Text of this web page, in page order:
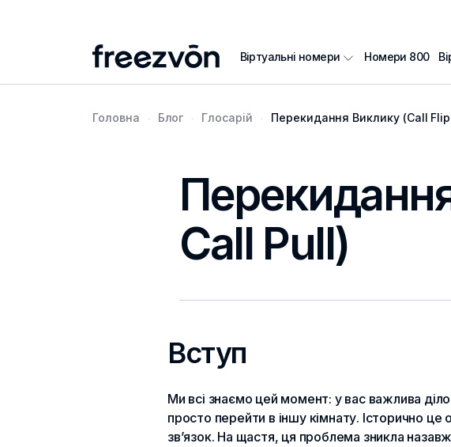
Віртуальні номери Номери 800
Головна Блог Глосарій Перекидання Виклику (Call
Call Pull)
Вступ
Ми всі знаємо цей момент: у вас важлива
просто перейти в іншу кімнату. Історично
зв’язок. На щастя, ця проблема зникла